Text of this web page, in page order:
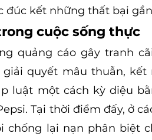
kết những thất bại
cuộc sống thực
quảng cáo gây tranh
quyết mâu thuẫn,
luật một cách kỳ diệu
Tại thời điểm đấy, ở
lại nạn phân biệt